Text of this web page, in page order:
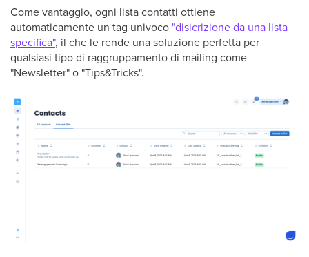
Come vantaggio, ogni lista contatti ottiene
automaticamente un tag univoco "disicrizione da una lista
specifica", il che le rende una soluzione perfetta per
qualsiasi tipo di raggruppamento di mailing come
"Newsletter" o "Tips&Tricks".